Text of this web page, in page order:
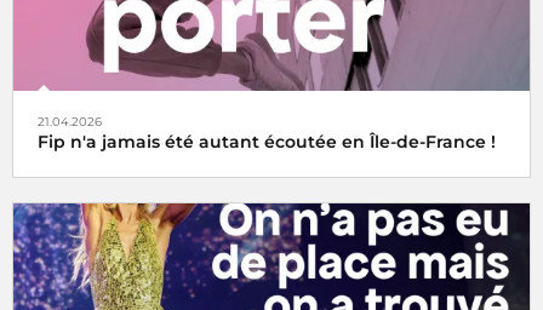
21.04.2026
Fip n'a jamais été autant écoutée en Île-de-France !